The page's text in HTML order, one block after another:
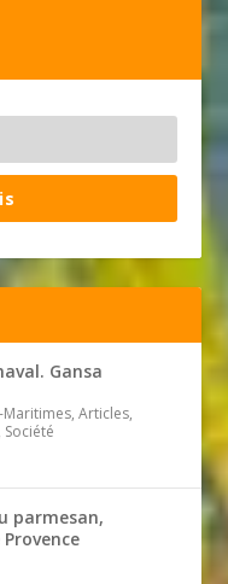
Gansa
Articles,
Société
parmesan,